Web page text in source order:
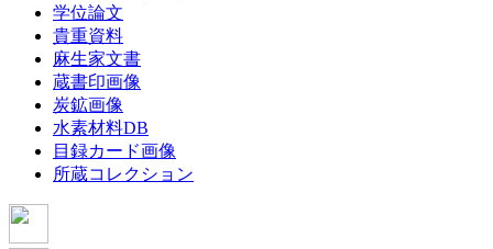
学位論文
貴重資料
麻生家文書
蔵書印画像
炭鉱画像
水素材料DB
目録カード画像
所蔵コレクション